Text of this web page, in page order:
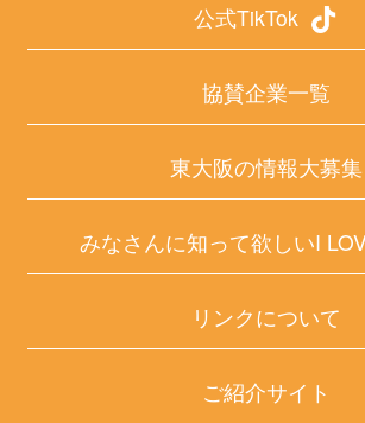
公式TikTok
協賛企業一覧
東大阪の情報大募集
みなさんに知って欲しいI
リンクについて
ご紹介サイト